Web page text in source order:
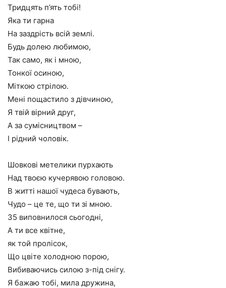
Тридцять п’ять тобі!
Яка ти гарна
На заздрість всій землі.
Будь долею любимою,
Так само, як і мною,
Тонкої осиною,
Міткою стрілою.
Мені пощастило з дівчиною,
Я твій вірний друг,
А за сумісництвом –
І рідний чоловік.
Шовкові метелики пурхають
Над твоєю кучерявою головою.
В житті нашої чудеса бувають,
Чудо – це те, що ти зі мною.
35 виповнилося сьогодні,
А ти все квітне,
як той пролісок,
Що цвіте холодною порою,
Вибиваючись силою з-під снігу.
Я бажаю тобі, мила дружина,